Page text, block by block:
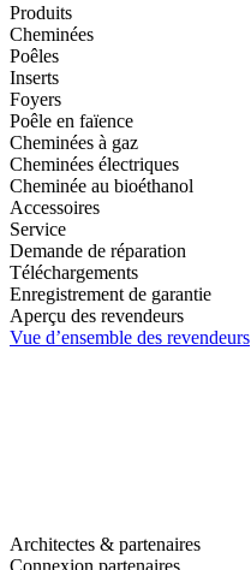
Produits
Cheminées
Poêles
Inserts
Foyers
Poêle en faïence
Cheminées à gaz
Cheminées électriques
Cheminée au bioéthanol
Accessoires
Service
Demande de réparation
Téléchargements
Enregistrement de garantie
Aperçu des revendeurs
Vue d’ensemble des revendeurs
Architectes & partenaires
Connexion partenaires